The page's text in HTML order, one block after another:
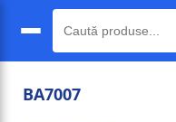
BA7007